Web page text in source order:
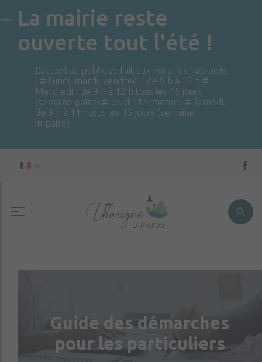
La mairie reste
ouverte tout l'été !
L'accueil au public se fait aux horaires habituels
: # Lundi, mardi, vendredi : de 9 h à 12 h #
Mercredi : de 9 h à 12 h tous les 15 jours
(semaine paire) # Jeudi : fermeture # Samedi :
de 9 h à 11h tous les 15 jours (semaine
impaire)
Guide des démarches
pour les particuliers